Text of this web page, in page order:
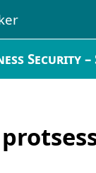
Security